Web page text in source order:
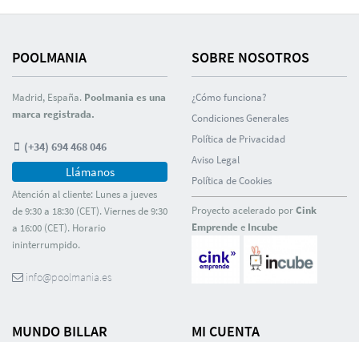
POOLMANIA
Madrid, España. Poolmania es una
marca registrada.
(+34) 694 468 046
Llámanos
Atención al cliente: Lunes a jueves
de 9:30 a 18:30 (CET). Viernes de 9:30
a 16:00 (CET). Horario
ininterrumpido.
info@poolmania.es
SOBRE NOSOTROS
¿Cómo funciona?
Condiciones Generales
Polí­tica de Privacidad
Aviso Legal
Polí­tica de Cookies
Proyecto acelerado porCink
Emprendee Incube
MUNDO BILLAR MI CUENTA